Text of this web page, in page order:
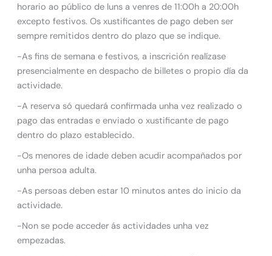
horario ao público de luns a venres de 11:00h a 20:00h
excepto festivos. Os xustificantes de pago deben ser
sempre remitidos dentro do plazo que se indique.
-As fins de semana e festivos, a inscrición realízase
presencialmente en despacho de billetes o propio día da
actividade.
-A reserva só quedará confirmada unha vez realizado o
pago das entradas e enviado o xustificante de pago
dentro do plazo establecido.
-Os menores de idade deben acudir acompañados por
unha persoa adulta.
-As persoas deben estar 10 minutos antes do inicio da
actividade.
-Non se pode acceder ás actividades unha vez
empezadas.